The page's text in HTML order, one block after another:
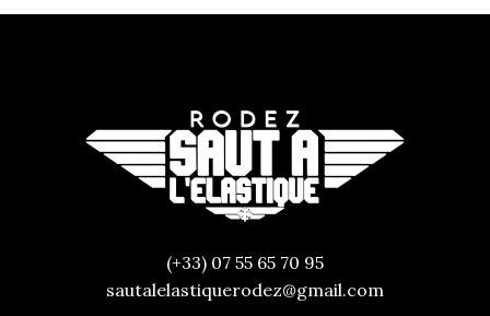
(+33) 07 55 65 70 95
sautalelastiquerodez@gmail.com